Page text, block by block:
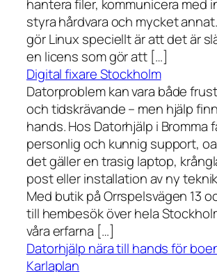
hantera filer, kommunicera med
styra hårdvara och mycket
gör Linux speciellt är att det är
en licens som gör att […]
Digital fixare Stockholm
Datorproblem kan vara både
och tidskrävande – men hjälp
hands. Hos Datorhjälp i Bromma
personlig och kunnig support,
det gäller en trasig laptop,
post eller installation av ny
Med butik på Orrspelsvägen 13
till hembesök över hela
våra erfarna […]
Datorhjälp nära till hands för
Karlaplan